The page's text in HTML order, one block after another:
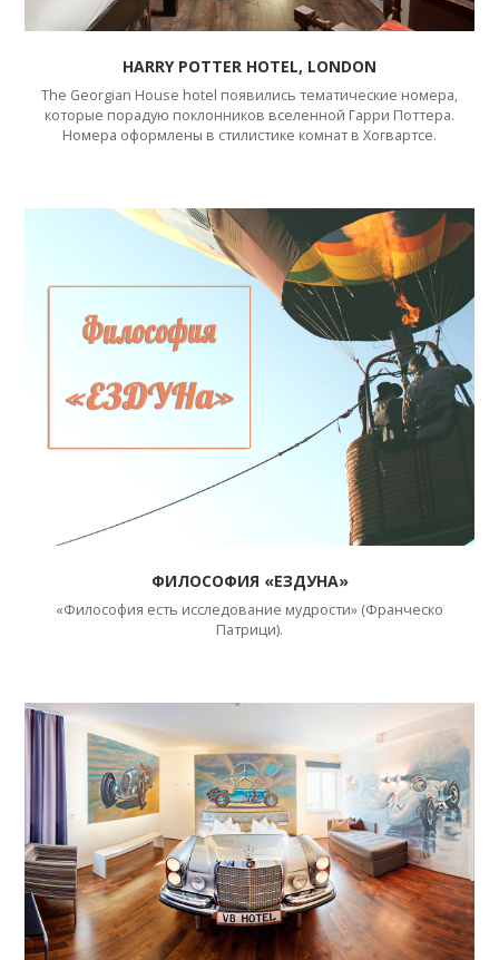
HARRY POTTER HOTEL, LONDON
The Georgian House hotel появились тематические номера,
которые порадую поклонников вселенной Гарри Поттера.
Номера оформлены в стилистике комнат в Хогвартсе.
ФИЛОСОФИЯ «ЕЗДУНА»
«Философия есть исследование мудрости» (Франческо
Патрици).